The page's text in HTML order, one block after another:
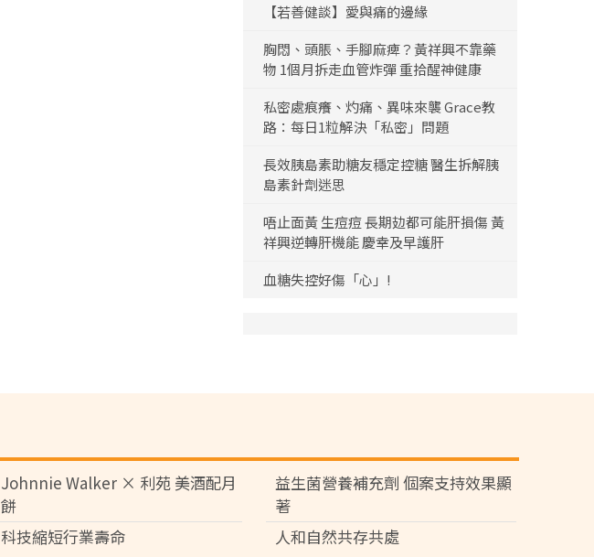
【若善健談】愛與痛的邊緣
胸悶、頭脹、手腳麻痺？黃祥興不靠藥
物 1個月拆走血管炸彈 重拾醒神健康
私密處痕癢、灼痛、異味來襲 Grace教
路：每日1粒解決「私密」問題
長效胰島素助糖友穩定控糖 醫生拆解胰
島素針劑迷思
唔止面黃 生痘痘 長期攰都可能肝損傷 黃
祥興逆轉肝機能 慶幸及早護肝
血糖失控好傷「心」!
Johnnie Walker × 利苑 美酒配月
餅
益生菌營養補充劑 個案支持效果顯
著
科技縮短行業壽命 人和自然共存共處